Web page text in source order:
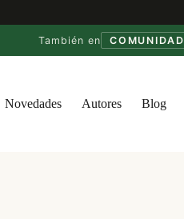
También en COMUNIDAD
Novedades Autores Blog